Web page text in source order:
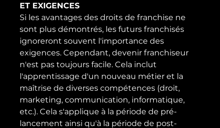
ET EXIGENCES
Si les avantages des droits de franchise ne
sont plus démontrés, les futurs franchisés
ignoreront souvent l'importance des
exigences. Cependant, devenir franchiseur
n'est pas toujours facile. Cela inclut
l'apprentissage d'un nouveau métier et la
maîtrise de diverses compétences (droit,
marketing, communication, informatique,
etc.). Cela s'applique à la période de pré-
lancement ainsi qu'à la période de post-